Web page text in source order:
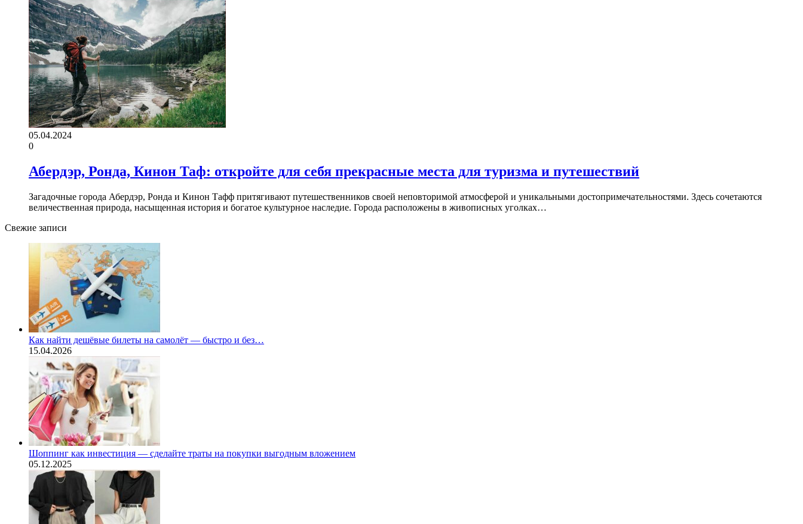
05.04.2024
0
Абердэр, Ронда, Кинон Таф: откройте для себя прекрасные места для туризма и путешествий
Загадочные города Абердэр, Ронда и Кинон Тафф притягивают путешественников своей неповторимой атмосферой и уникальными достопримечательностями. Здесь сочетаются
величественная природа, насыщенная история и богатое культурное наследие. Города расположены в живописных уголках…
Свежие записи
Как найти дешёвые билеты на самолёт — быстро и без…
15.04.2026
Шоппинг как инвестиция — сделайте траты на покупки выгодным вложением
05.12.2025